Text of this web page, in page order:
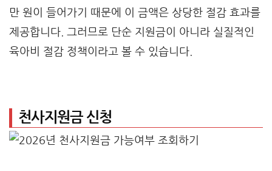
만 원이 들어가기 때문에 이 금액은 상당한 절감 효과를
제공합니다. 그러므로 단순 지원금이 아니라 실질적인
육아비 절감 정책이라고 볼 수 있습니다.
천사지원금 신청